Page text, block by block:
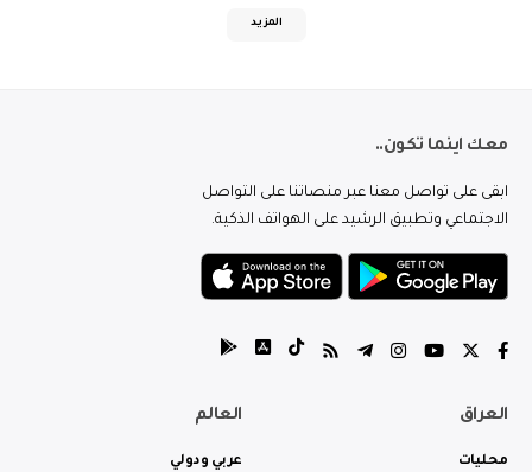
المزيد
معك اينما تكون..
ابقى على تواصل معنا عبر منصاتنا على التواصل
الاجتماعي وتطبيق الرشيد على الهواتف الذكية.
العراق
محليات
العالم
عربي ودولي